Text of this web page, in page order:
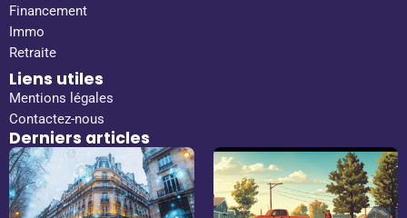
Financement
Immo
Retraite
Liens utiles
Mentions légales
Contactez-nous
Derniers articles